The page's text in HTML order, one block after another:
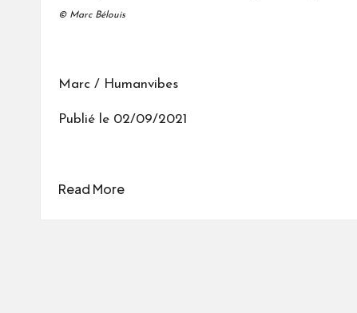
© Marc Bélouis
Marc / Humanvibes
Publié le 02/09/2021
Read More